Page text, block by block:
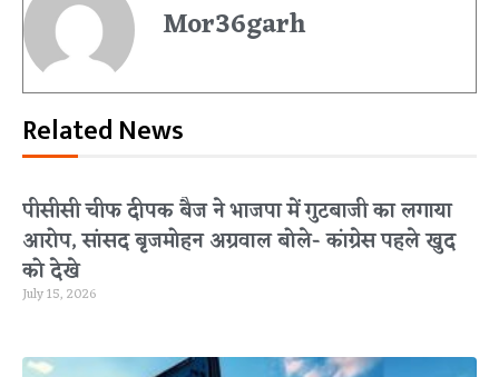
Mor36garh
Related News
पीसीसी चीफ दीपक बैज ने भाजपा में गुटबाजी का लगाया
आरोप, सांसद बृजमोहन अग्रवाल बोले- कांग्रेस पहले खुद
को देखे
July 15, 2026